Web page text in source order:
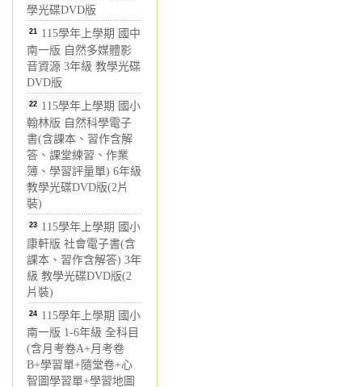
學光碟DVD版
21 115學年上學期 國中
南一版 自然多媒體影
音資源 3年級 教學光碟
DVD版
22 115學年上學期 國小
翰林版 自然科學電子
書(含課本、習作含解
答、課堂練習、作業
簿、學習評量單) 6年級
教學光碟DVD版(2片
裝)
23 115學年上學期 國小
康軒版 社會電子書(含
課本、習作含解答) 3年
級 教學光碟DVD版(2
片裝)
24 115學年上學期 國小
南一版 1-6年級 全科目
(含月考卷A+月考卷
B+學習單+隨堂卷+心
智圖學習單+學習地圖